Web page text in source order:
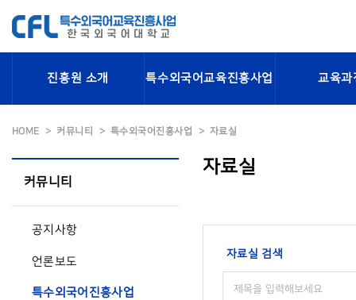
진흥원 소개 특수외국어교육진흥사업 교육과
HOME 커뮤니티 특수외국어진흥사업 자료실
커뮤니티
공지사항
언론보도
특수외국어진흥사업
자료실
자료실 검색